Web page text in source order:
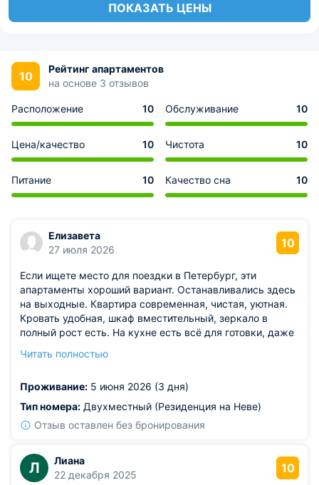
ПОКАЗАТЬ ЦЕНЫ
10
Рейтинг апартаментов
на основе 3 отзывов
Расположение 10 Обслуживание 10
Цена/качество 10 Чистота 10
Питание 10 Качество сна 10
Елизавета
27 июля 2026
10
Если ищете место для поездки в Петербург, эти
апартаменты хороший вариант. Останавливались здесь
на выходные. Квартира современная, чистая, уютная.
Кровать удобная, шкаф вместительный, зеркало в
полный рост есть. На кухне есть всё для готовки, даже
сидеть вечером. Ванна и стиралка работают отлично.
довольны, вернулись бы сюда.
Читать полностью
Проживание: 5 июня 2026 (3 дня)
Тип номера: Двухместный (Резиденция на Неве)
Отзыв оставлен без бронирования
Л
Лиана
22 декабря 2025
10